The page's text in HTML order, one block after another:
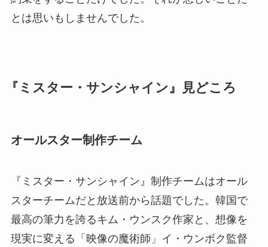
とは思いもしませんでした。
『ミスター・サンシャイン』見どころ
オールスター制作チーム
『ミスター・サンシャイン』制作チームはオール
スターチームだと放送前から話題でした。韓国で
最高の筆力を誇るキム・ウンスク作家と、想像を
現実に変える「映像の魔術師」イ・ウンボク監督